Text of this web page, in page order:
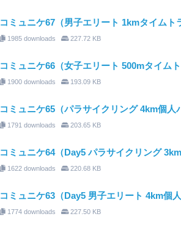
コミュニケ67（男子エリート 1kmタイムト
1985 downloads 227.72 KB
コミュニケ66（女子エリート 500mタイム
1900 downloads 193.09 KB
コミュニケ65（パラサイクリング 4km個人
1791 downloads 203.65 KB
コミュニケ64（Day5 パラサイクリング
1622 downloads 220.68 KB
コミュニケ63（Day5 男子エリート 4km個
1774 downloads 227.50 KB